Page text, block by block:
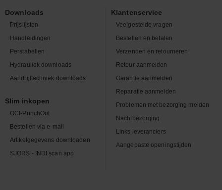
Downloads
Prijslijsten
Handleidingen
Perstabellen
Hydrauliek downloads
Aandrijftechniek downloads
Slim inkopen
OCI-PunchOut
Bestellen via e-mail
Artikelgegevens downloaden
SJORS - INDI scan app
Klantenservice
Veelgestelde vragen
Bestellen en betalen
Verzenden en retourneren
Retour aanmelden
Garantie aanmelden
Reparatie aanmelden
Problemen met bezorging melden
Nachtbezorging
Links leveranciers
Aangepaste openingstijden